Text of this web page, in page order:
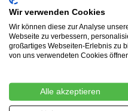
Wir verwenden Cookies
Wir können diese zur Analyse
Webseite zu verbessern,
großartiges Webseiten-Erlebnis zu
von uns verwendeten Cookies
Alle akzeptieren